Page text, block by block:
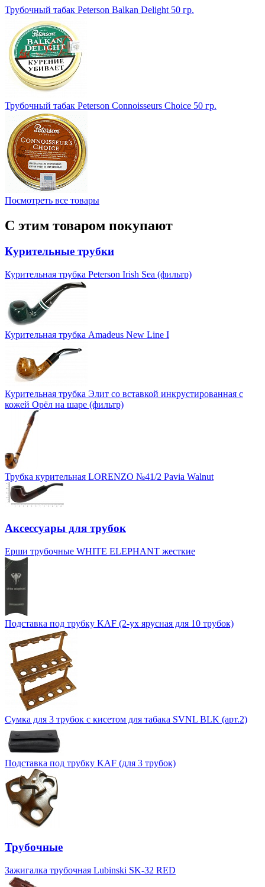
Трубочный табак Peterson Balkan Delight 50 гр.
Трубочный табак Peterson Connoisseurs Choice 50 гр.
Посмотреть все товары
С этим товаром покупают
Курительные трубки
Курительная трубка Peterson Irish Sea (фильтр)
Курительная трубка Amadeus New Line I
Курительная трубка Элит со вставкой инкрустированная с
кожей Орёл на шаре (фильтр)
Трубка курительная LORENZO №41/2 Pavia Walnut
Аксессуары для трубок
Ерши трубочные WHITE ELEPHANT жесткие
Подставка под трубку KAF (2-ух ярусная для 10 трубок)
Сумка для 3 трубок с кисетом для табака SVNL BLK (арт.2)
Подставка под трубку KAF (для 3 трубок)
Трубочные
Зажигалка трубочная Lubinski SK-32 RED